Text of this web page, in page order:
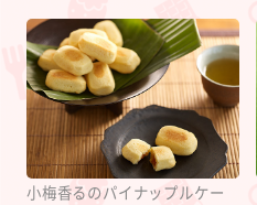
小梅香るのパイナップルケー